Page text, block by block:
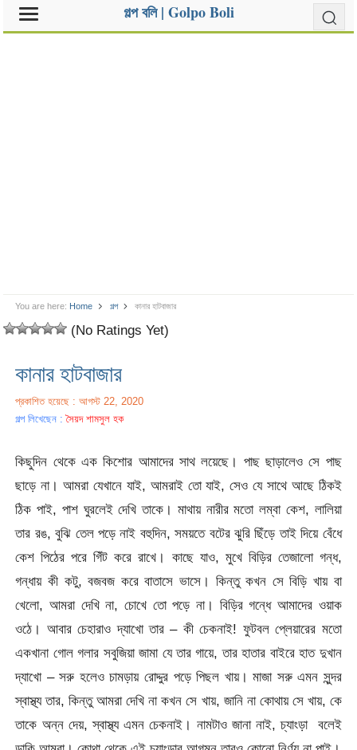
গল্প বলি | Golpo Boli
You are here: Home গল্প কানার হাটবাজার
(No Ratings Yet)
কানার হাটবাজার
প্রকাশিত হয়েছে : আগস্ট 22, 2020
গল্প লিখেছেন :সৈয়দ শামসুল হক
কিছুদিন থেকে এক কিশোর আমাদের সাথ লয়েছে। পাছ ছাড়ালেও সে পাছ
ছাড়ে না। আমরা যেখানে যাই, আমরাই তো যাই, সেও যে সাথে আছে ঠিকই
ঠিক পাই, পাশ ঘুরলেই দেখি তাকে। মাথায় নারীর মতো লম্বা কেশ, লালিয়া
তার রঙ, বুঝি তেল পড়ে নাই বহুদিন, সময়তে বটের ঝুরি ছিঁড়ে তাই দিয়ে বেঁধে
কেশ পিঠের পরে গিঁট করে রাখে। কাছে যাও, মুখে বিড়ির তেজালো গন্ধ,
গন্ধায় কী কটু, বজবজ করে বাতাসে ভাসে। কিন্তু কখন সে বিড়ি খায় বা
খেলো, আমরা দেখি না, চোখে তো পড়ে না। বিড়ির গন্ধে আমাদের ওয়াক
ওঠে। আবার চেহারাও দ্যাখো তার – কী চেকনাই! ফুটবল প্লেয়ারের মতো
একখানা গোল গলার সবুজিয়া জামা যে তার গায়ে, তার হাতার বাইরে হাত দুখান
দ্যাখো – সরু হলেও চামড়ায় রোদ্দুর পড়ে পিছল খায়। মাজা সরু এমন সুন্দর
স্বাস্থ্য তার, কিন্তু আমরা দেখি না কখন সে খায়, জানি না কোথায় সে খায়, কে
তাকে অন্ন দেয়, স্বাস্থ্য এমন চেকনাই। নামটাও জানা নাই, চ্যাংড়া বলেই